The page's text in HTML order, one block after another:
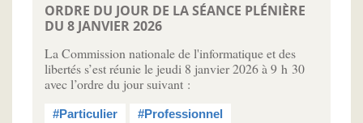
ORDRE DU JOUR DE LA SÉANCE PLÉNIÈRE
DU 8 JANVIER 2026
La Commission nationale de l'informatique et des
libertés s’est réunie le jeudi 8 janvier 2026 à 9 h 30
avec l’ordre du jour suivant :
#Particulier
#Professionnel